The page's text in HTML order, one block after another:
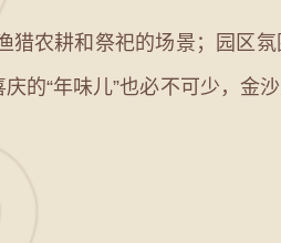
农耕和祭祀的场景；园区
的“年味儿”也必不可少，金